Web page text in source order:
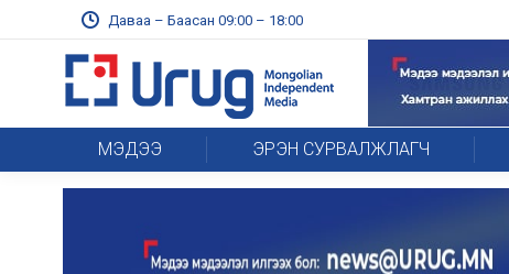
Даваа – Баасан 09:00 – 18:00
МЭДЭЭ ЭРЭН СУРВАЛЖЛАГЧ